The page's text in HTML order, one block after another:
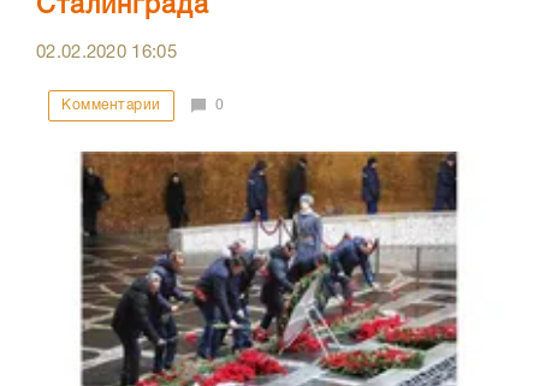
Сталинграда
02.02.2020 16:05
Комментарии 0